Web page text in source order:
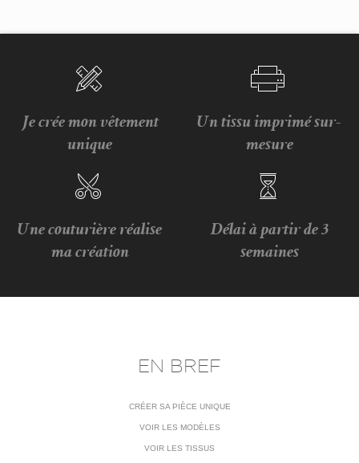
Je crée mon vêtement
unique
Un tissu imprimé sur-
mesure
Une couturière réalise
ma création
Délai à partir de 3
semaines
EN BREF
CRÉER SA PIÈCE UNIQUE
VOIR LES MODÈLES
VOIR LES TISSUS